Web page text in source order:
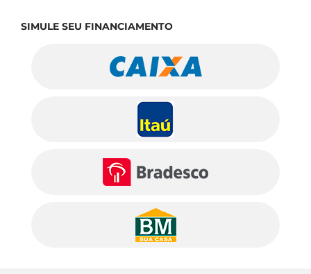
SIMULE SEU FINANCIAMENTO